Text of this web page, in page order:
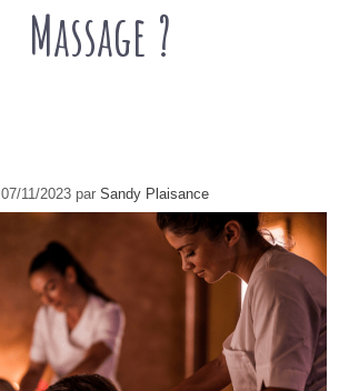
Massage ?
07/11/2023 par Sandy Plaisance